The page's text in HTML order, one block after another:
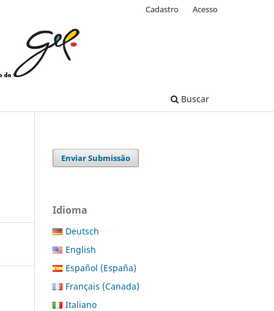
Buscar
Cadastro Acesso
Enviar Submissão
Idioma
Deutsch
English
Español (España)
Français (Canada)
Italiano